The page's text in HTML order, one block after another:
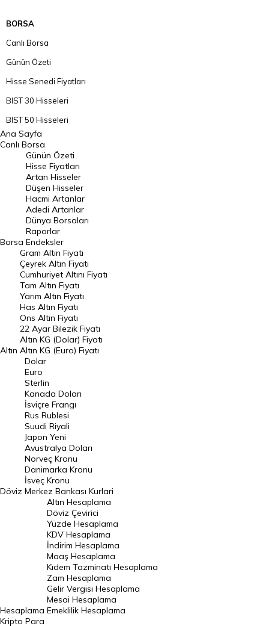
BORSA
Canlı Borsa
Günün Özeti
Hisse Senedi Fiyatları
BIST 30 Hisseleri
BIST 50 Hisseleri
BIST 100 Hisseleri
En Çok Artan Hisseler
En Çok Düşen Hisseler
Hacmi Artanlar
Geçmiş Kapanışlar
Dünya Borsaları
Raporlar
Endeksler
DÖVİZ
Döviz Kuru
Dolar Kuru
Euro Kuru
Pound Kuru
Frank Kuru
Riyal Kuru
Avustralya Doları
Danimarka Kronu Kuru
Kanada Doları Kuru
Norveç Kronu Kuru
İsveç Kronu Kuru
Japon Yeni Kuru
Serbest Piyasa Döviz Kurları
Merkez Bankası Döviz Kurları
Altın Fiyatları
Ana Sayfa
Canlı Borsa
Borsa
Günün Özeti
Hisse Fiyatları
Artan Hisseler
Düşen Hisseler
Hacmi Artanlar
Adedi Artanlar
Dünya Borsaları
Raporlar
Endeksler
Altın
Gram Altın Fiyatı
Çeyrek Altın Fiyatı
Cumhuriyet Altını Fiyatı
Tam Altın Fiyatı
Yarım Altın Fiyatı
Has Altın Fiyatı
Ons Altın Fiyatı
22 Ayar Bilezik Fiyatı
Altın KG (Dolar) Fiyatı
Altın KG (Euro) Fiyatı
Döviz
Dolar
Euro
Sterlin
Kanada Doları
İsviçre Frangı
Rus Rublesi
Suudi Riyali
Japon Yeni
Avustralya Doları
Norveç Kronu
Danimarka Kronu
İsveç Kronu
Merkez Bankası Kurlari
Hesaplama
Altın Hesaplama
Döviz Çevirici
Yüzde Hesaplama
KDV Hesaplama
İndirim Hesaplama
Maaş Hesaplama
Kıdem Tazminatı Hesaplama
Zam Hesaplama
Gelir Vergisi Hesaplama
Mesai Hesaplama
Emeklilik Hesaplama
Kripto Para